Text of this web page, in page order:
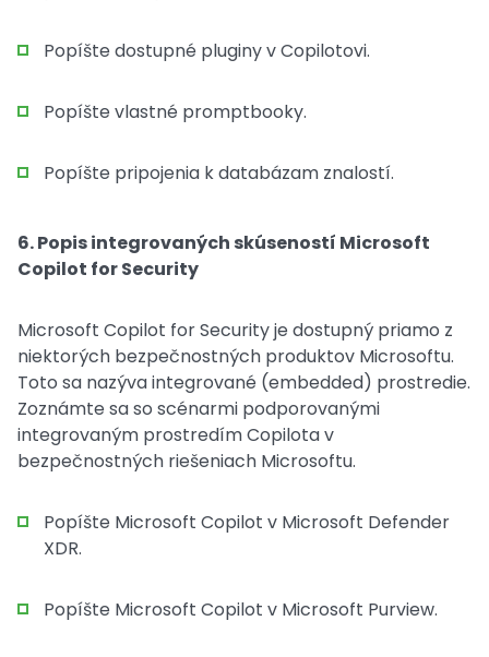
Popíšte dostupné pluginy v Copilotovi.
Popíšte vlastné promptbooky.
Popíšte pripojenia k databázam znalostí.
6. Popis integrovaných skúseností Microsoft
Copilot for Security
Microsoft Copilot for Security je dostupný priamo z
niektorých bezpečnostných produktov Microsoftu.
Toto sa nazýva integrované (embedded) prostredie.
Zoznámte sa so scénarmi podporovanými
integrovaným prostredím Copilota v
bezpečnostných riešeniach Microsoftu.
Popíšte Microsoft Copilot v Microsoft Defender
XDR.
Popíšte Microsoft Copilot v Microsoft Purview.